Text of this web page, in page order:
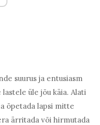
suurus ja entusiasm
üle jõu käia. Alati
õpetada lapsi mitte
ärritada või hirmutada